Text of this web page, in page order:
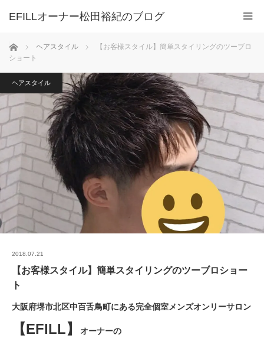
ホーム ヘアスタイル
【お客様スタイル】簡単スタイリングのツーブロ
ショート
ヘアスタイル
2018.07.21
【お客様スタイル】簡単スタイリングのツーブロショー
ト
大阪府堺市北区中百舌鳥町にある完全個室メンズオンリーサロン
【EFILL】 オーナーの